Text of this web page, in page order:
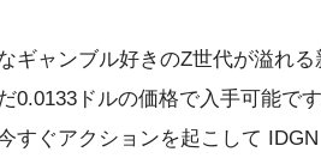
ギャンブル好きのZ世代が溢れ
0.0133ドルの価格で入手可能で
すぐアクションを起こして IDGN